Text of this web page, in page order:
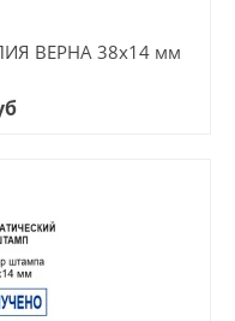
ВЕРНА 38х14 мм